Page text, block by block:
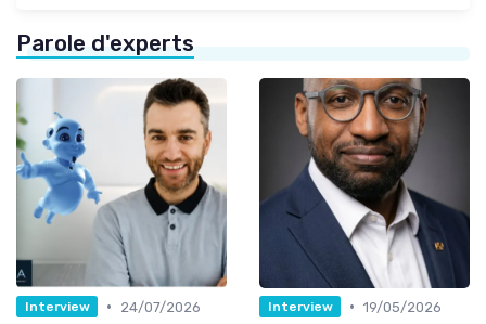
Parole d'experts
Interview •
24/07/2026
Interview • 19/05/2026